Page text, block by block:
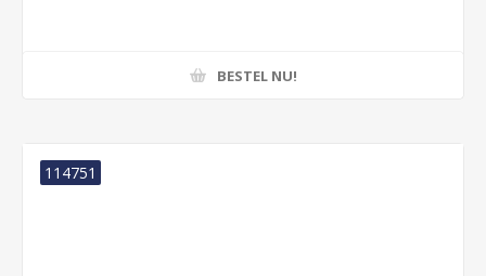
BESTEL NU!
114751